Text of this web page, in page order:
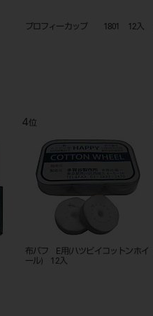
プロフィーカップ 1801 12入
4位
布バフ E用(ハツピイコットンホイ
ール) 12入